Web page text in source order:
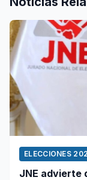
ELECCIONES
JNE advierte